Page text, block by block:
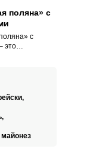
поляна» с
с
это
майонез